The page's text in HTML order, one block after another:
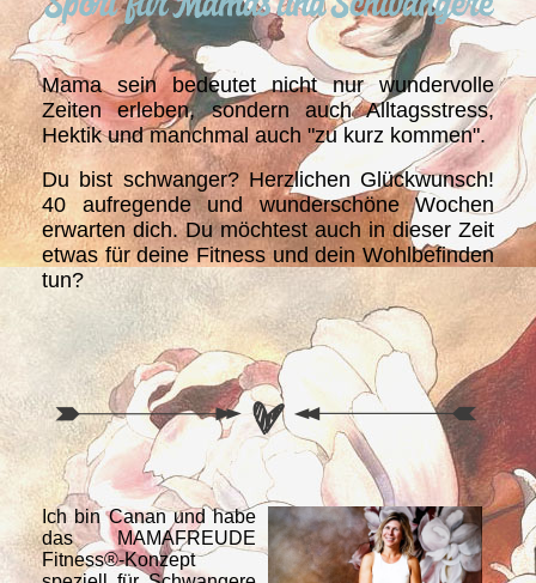
Mama sein bedeutet nicht nur wundervolle
Zeiten erleben, sondern auch Alltagsstress,
Hektik und manchmal auch "zu kurz kommen".
Du bist schwanger? Herzlichen Glückwunsch!
40 aufregende und wunderschöne Wochen
erwarten dich. Du möchtest auch in dieser Zeit
etwas für deine Fitness und dein Wohlbefinden
tun?
Ich bin Canan und habe
das MAMAFREUDE
Fitness®-Konzept